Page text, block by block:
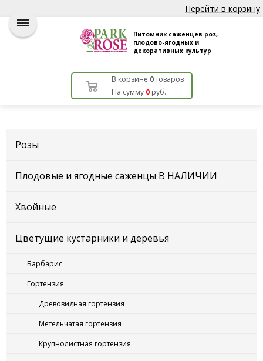
Перейти в корзину
Питомник саженцев роз,
плодово-ягодных и
декоративных культур
В корзине 0товаров
На сумму 0руб.
Розы
Плодовые и ягодные саженцы В НАЛИЧИИ
Хвойные
Цветущие кустарники и деревья
Барбарис
Гортензия
Древовидная гортензия
Метельчатая гортензия
Крупнолистная гортензия